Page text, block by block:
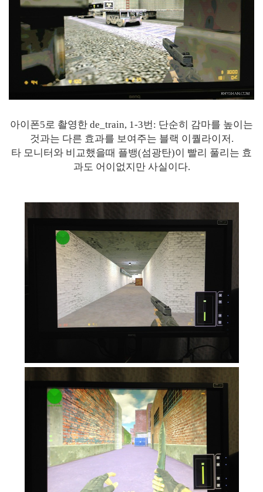
아이폰5로 촬영한 de_train, 1-3번: 단순히 감마를 높이는
것과는 다른 효과를 보여주는 블랙 이퀄라이저.
타 모니터와 비교했을때 플뱅(섬광탄)이 빨리 풀리는 효
과도 어이없지만 사실이다.